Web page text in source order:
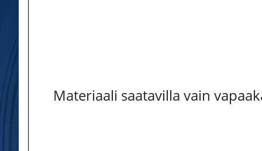
Materiaali saatavilla vain